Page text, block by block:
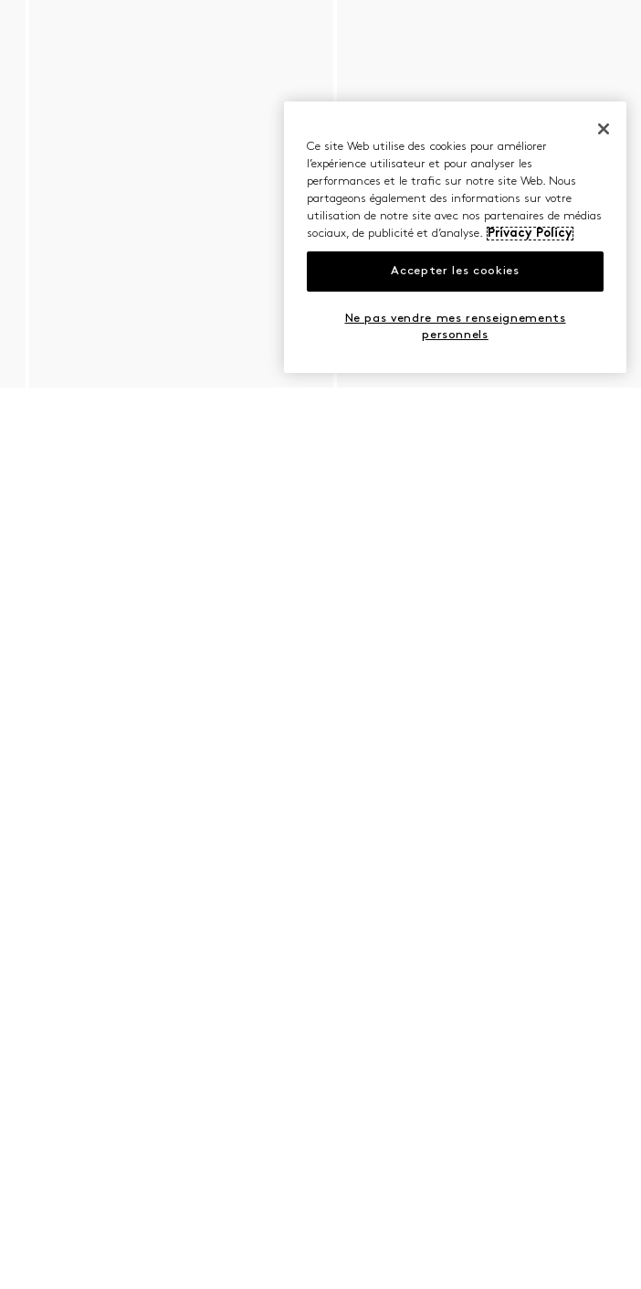
Ce site Web utilise des cookies pour améliorer
l’expérience utilisateur et pour analyser les
performances et le trafic sur notre site Web. Nous
partageons également des informations sur votre
utilisation de notre site avec nos partenaires de médias
sociaux, de publicité et d’analyse.
Privacy Policy
Accepter les cookies
Ne pas vendre mes renseignements
personnels